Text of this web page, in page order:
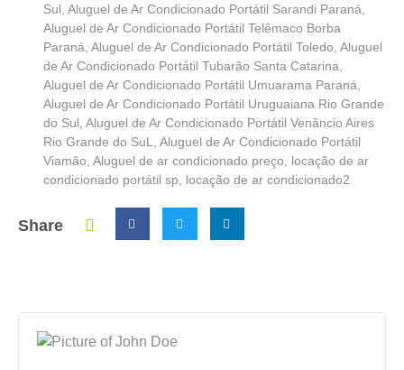
Sul Aluguel de Ar Condicionado Portátil Sarandi Paraná
Aluguel de Ar Condicionado Portátil Telêmaco Borba
Paraná Aluguel de Ar Condicionado Portátil Toledo Aluguel
de Ar Condicionado Portátil Tubarão Santa Catarina
Aluguel de Ar Condicionado Portátil Umuarama Paraná
Aluguel de Ar Condicionado Portátil Uruguaiana Rio Grande
do Sul Aluguel de Ar Condicionado Portátil Venâncio Aires
Rio Grande do SuL
Aluguel de Ar Condicionado Portátil
Viamão Aluguel de ar condicionado preço
locação de ar
condicionado portátil sp
locação de ar condicionado2
Share